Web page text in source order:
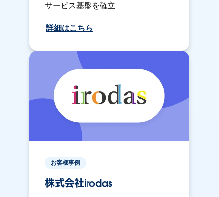
サービス基盤を確立
詳細はこちら
お客様事例
株式会社irodas